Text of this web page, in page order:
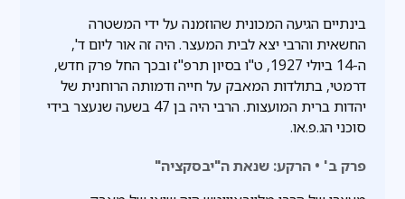
בינתיים הגיעה המכונית שהוזמנה על ידי המשטרה
החשאית והרבי יצא לבית המעצר. היה זה אור ליום ד',
ה-14 ביולי 1927, ט"ו בסיון תרפ"ז ובכך החל פרק חדש,
דרמטי, בתולדות המאבק על חייה ודמותה הרוחנית של
יהדות ברית המועצות. הרבי היה בן 47 בשעה שנעצר בידי
סוכני הג.פ.או.
פרק ב' • הרקע: שנאת ה"יבסקציה"